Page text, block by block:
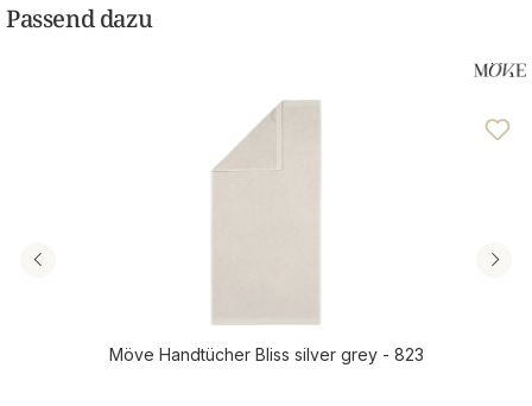
Passend dazu
Möve Handtücher Bliss silver grey - 823